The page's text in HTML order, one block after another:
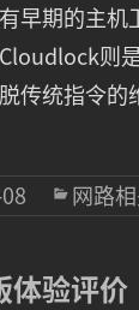
早期的主机
则
传统指令的
网路
体验评价